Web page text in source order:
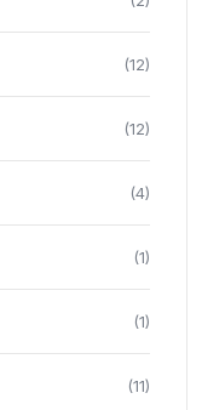
(12)
(12)
(4)
(1)
(1)
(11)